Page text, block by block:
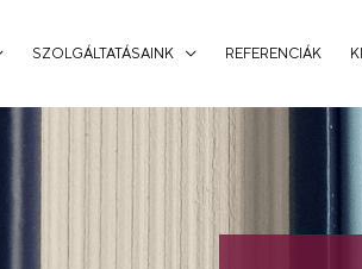
SZOLGÁLTATÁSAINK REFERENCIÁK